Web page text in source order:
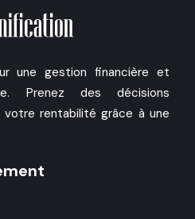
une gestion financière et
Prenez des décisions
rentabilité grâce à une